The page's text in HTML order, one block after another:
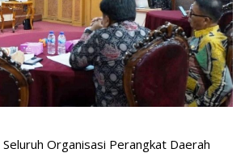
Seluruh Organisasi Perangkat Daerah